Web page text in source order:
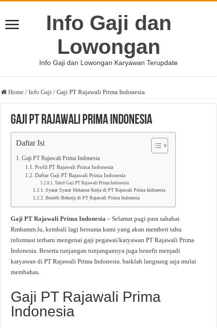
Info Gaji dan
Lowongan
Info Gaji dan Lowongan Karyawan Terupdate
Home / Info Gaji / Gaji PT Rajawali Prima Indonesia
Gaji PT Rajawali Prima Indonesia
Daftar Isi
Gaji PT Rajawali Prima Indonesia
Profil PT Rajawali Prima Indonesia
Daftar Gaji PT Rajawali Prima Indonesia
Tabel Gaji PT Rajawali Prima Indonesia
Syarat Syarat Melamar Kerja di PT Rajawali Prima Indonesia
Benefit Bekerja di PT Rajawali Prima Indonesia
Gaji PT Rajawali Prima Indonesia – Selamat pagi para sahabat
Rmhamm.lu, kembali lagi bersama kami yang akan memberi tahu
informasi terbaru mengenai gaji pegawai/karyawan PT Rajawali Prima
Indonesia. Beserta tunjangan tunjangannya juga benefit menjadi
karyawan di PT Rajawali Prima Indonesia. baiklah langsung saja mulai
membahas.
Gaji PT Rajawali Prima
Indonesia